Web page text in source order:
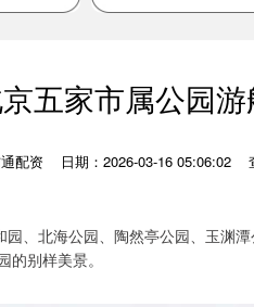
五家市属公园
配资 日期：2026-03-16 05:06:02
、北海公园、陶然亭公园、玉渊
别样美景。